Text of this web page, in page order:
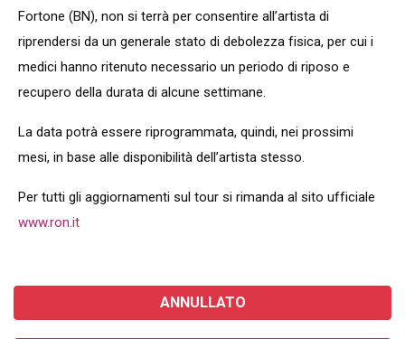
Fortone (BN), non si terrà per consentire all’artista di
riprendersi da un generale stato di debolezza fisica, per cui i
medici hanno ritenuto necessario un periodo di riposo e
recupero della durata di alcune settimane.
La data potrà essere riprogrammata, quindi, nei prossimi
mesi, in base alle disponibilità dell’artista stesso.
Per tutti gli aggiornamenti sul tour si rimanda al sito ufficiale
www.ron.it
ANNULLATO